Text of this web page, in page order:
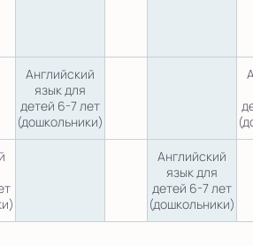
Английский
язык для
детей 6-7 лет
(дошкольники)
Английский
язык для
детей 6-7 лет
(дошкольники)